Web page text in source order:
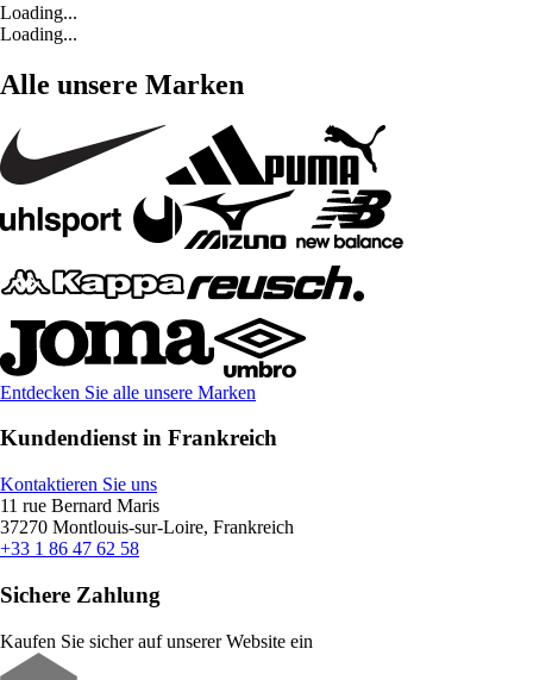
Loading...
Loading...
Alle unsere Marken
Entdecken Sie alle unsere Marken
Kundendienst in Frankreich
Kontaktieren Sie uns
11 rue Bernard Maris
37270 Montlouis-sur-Loire, Frankreich
+33 1 86 47 62 58
Sichere Zahlung
Kaufen Sie sicher auf unserer Website ein